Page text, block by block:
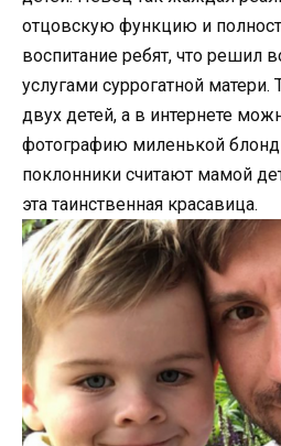
отцовскую функцию и
воспитание ребят, что решил
услугами суррогатной матери.
двух детей, а в интернете
фотографию миленькой
поклонники считают мамой
эта таинственная красавица.